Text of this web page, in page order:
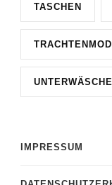
TASCHEN
UNTERWÄSCHE
IMPRESSUM